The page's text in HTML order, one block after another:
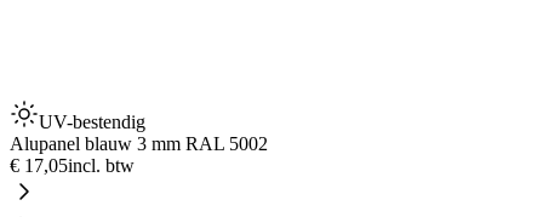
UV-bestendig
Alupanel blauw 3 mm RAL 5002
€ 17,05incl. btw